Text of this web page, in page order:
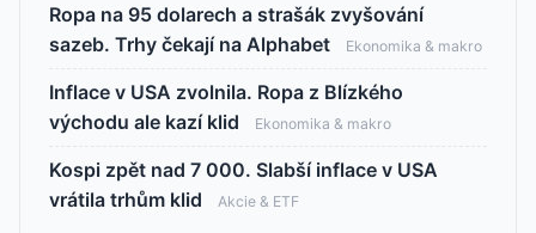
Ropa na 95 dolarech a strašák zvyšování
sazeb. Trhy čekají na Alphabet
Ekonomika & makro
Inflace v USA zvolnila. Ropa z Blízkého
východu ale kazí klid
Ekonomika & makro
Kospi zpět nad 7 000. Slabší inflace v USA
vrátila trhům klid
Akcie & ETF